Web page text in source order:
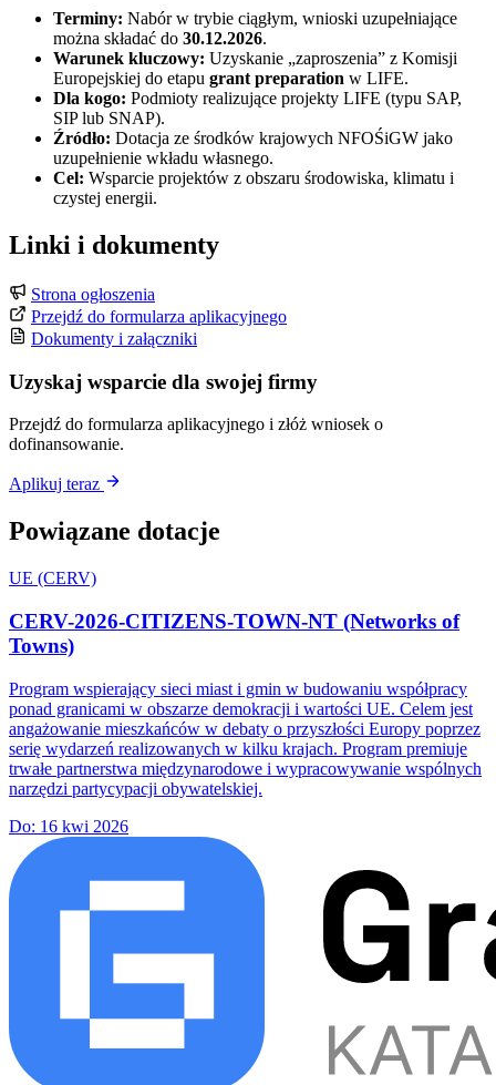
Terminy: Nabór w trybie ciągłym, wnioski uzupełniające
można składać do 30.12.2026.
Warunek kluczowy: Uzyskanie „zaproszenia” z Komisji
Europejskiej do etapu grant preparation w LIFE.
Dla kogo: Podmioty realizujące projekty LIFE (typu SAP,
SIP lub SNAP).
Źródło: Dotacja ze środków krajowych NFOŚiGW jako
uzupełnienie wkładu własnego.
Cel: Wsparcie projektów z obszaru środowiska, klimatu i
czystej energii.
Linki i dokumenty
Strona ogłoszenia
Przejdź do formularza aplikacyjnego
Dokumenty i załączniki
Uzyskaj wsparcie dla swojej firmy
Przejdź do formularza aplikacyjnego i złóż wniosek o
dofinansowanie.
Aplikuj teraz
Powiązane dotacje
UE (CERV)
CERV-2026-CITIZENS-TOWN-NT (Networks of
Towns)
Program wspierający sieci miast i gmin w budowaniu współpracy
ponad granicami w obszarze demokracji i wartości UE. Celem jest
angażowanie mieszkańców w debaty o przyszłości Europy poprzez
serię wydarzeń realizowanych w kilku krajach. Program premiuje
trwałe partnerstwa międzynarodowe i wypracowywanie wspólnych
narzędzi partycypacji obywatelskiej.
Do: 16 kwi 2026